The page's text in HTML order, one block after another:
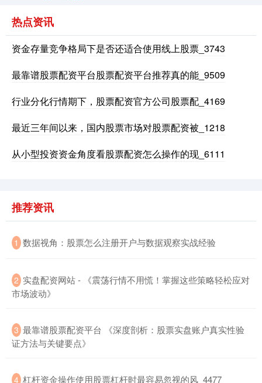
沪深300 4683.82 -10.62 -0.23%
北证50 1126.72 -7.53 -0.66%
热点资讯
资金存量竞争格局下是否还适合使用线上股票_3743
最靠谱股票配资平台股票配资平台推荐真的能_9509
行业分化行情期下，股票配资官方公司股票配_4169
最近三年间以来，国内股票市场对股票配资被_1218
从小型投资资金角度看股票配资怎么操作的现_6111
推荐资讯
1 ​数据视角：股票怎么注册开户与数据观察实战经验
2 ​实盘配资网站 - 《震荡行情不用慌！掌握这些策略轻松应对
市场波动》
3 ​最靠谱股票配资平台 《深度剖析：股票实盘账户真实性验
证方法与关键要点》
4 ​杠杆资金操作使用股票杠杆时最容易忽视的风_4477